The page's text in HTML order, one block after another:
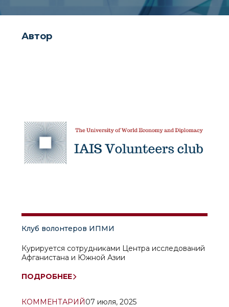
Автор
Клуб волонтеров ИПМИ
Курируется сотрудниками Центра исследований
Афганистана и Южной Азии
ПОДРОБНЕЕ
КОММЕНТАРИЙ07 июля, 2025